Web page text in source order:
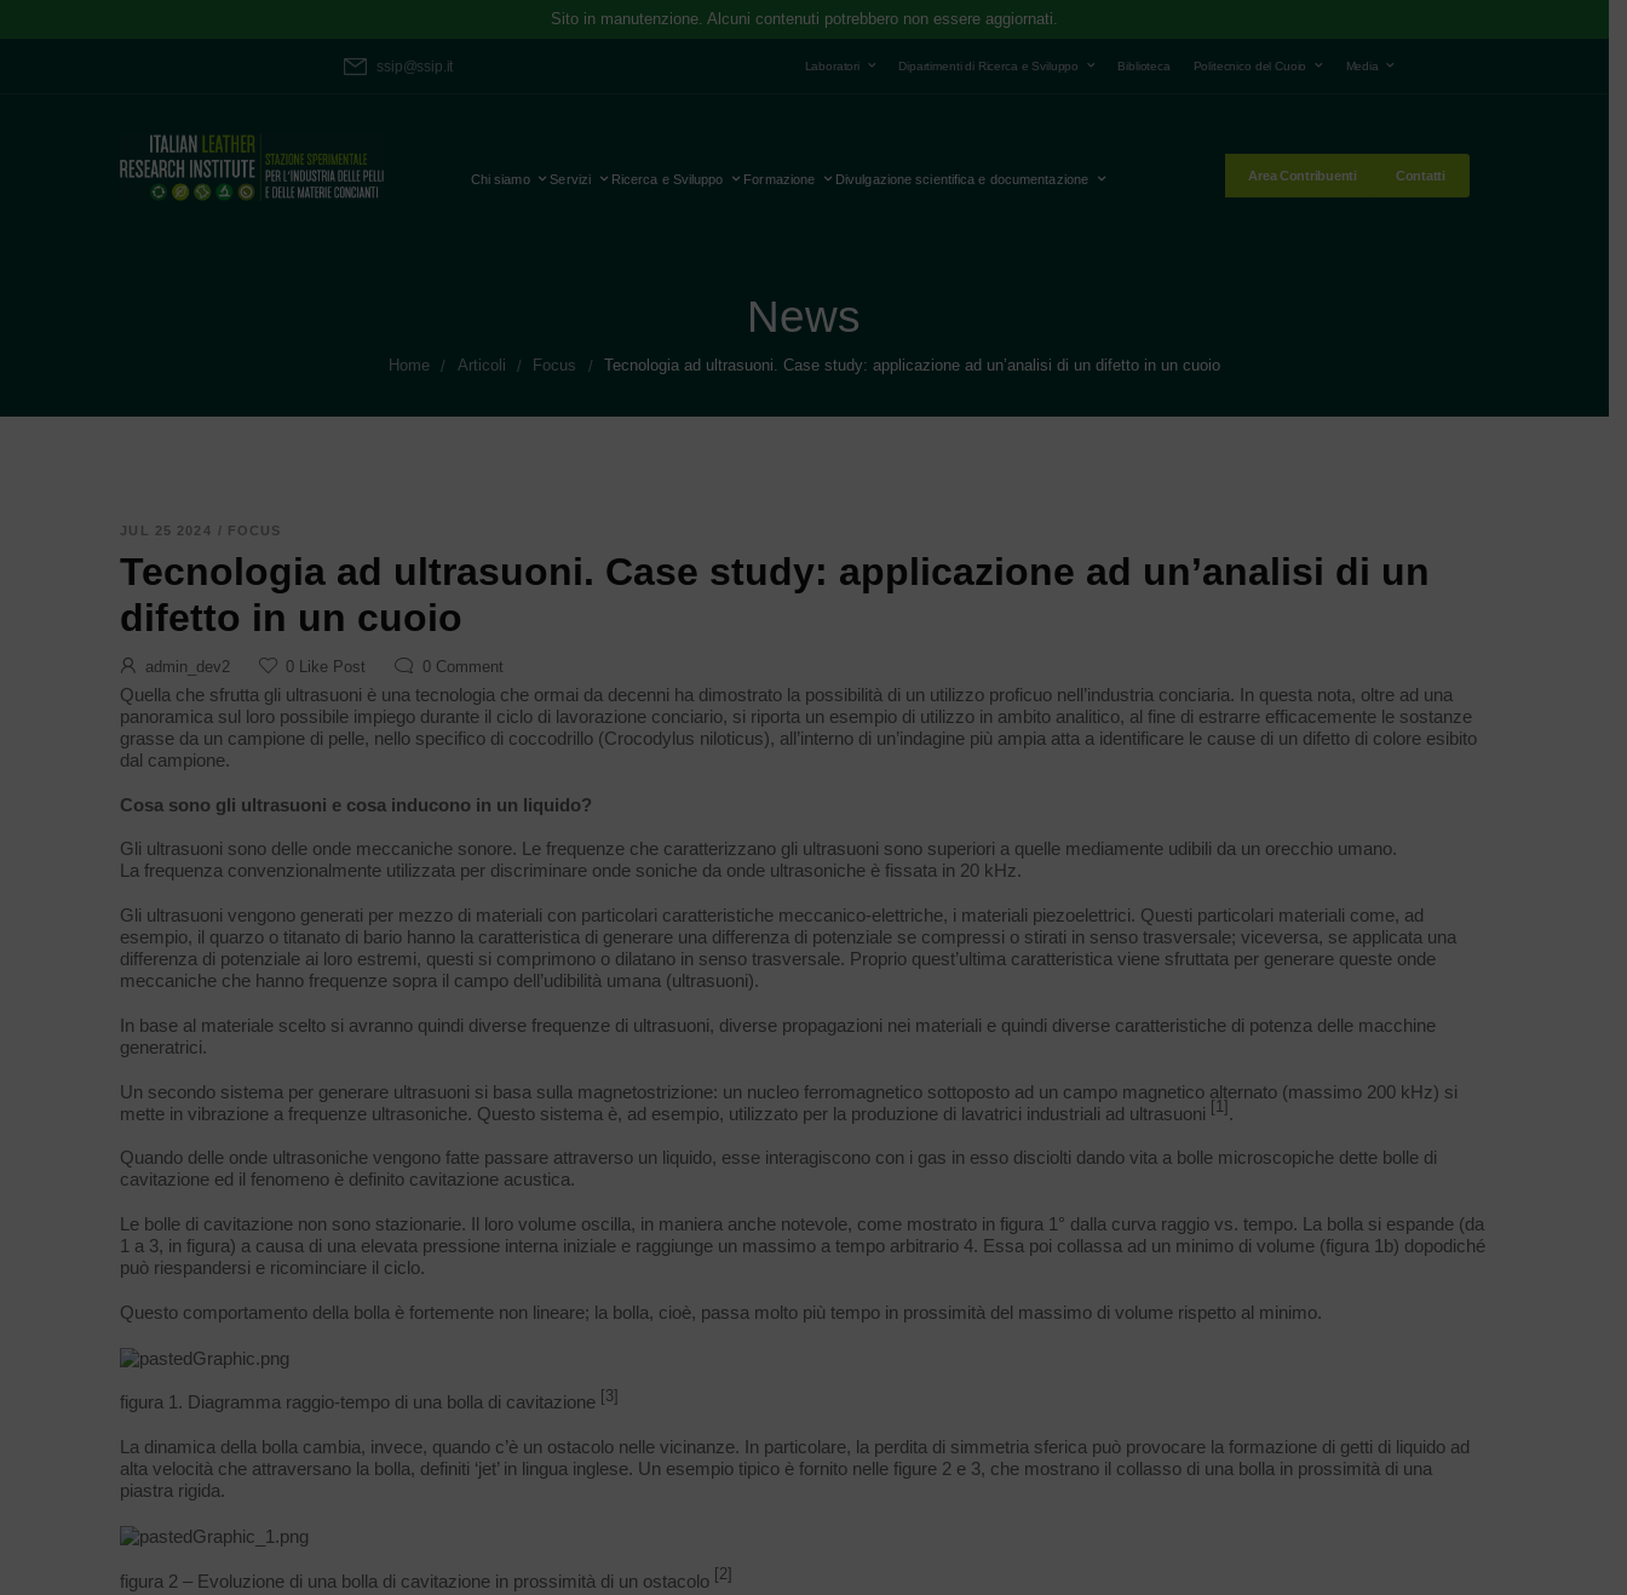
Sito in manutenzione. Alcuni contenuti potrebbero non essere aggiornati.
ssip@ssip.it Laboratori Dipartimenti di Ricerca e Sviluppo Biblioteca Politecnico del Cuoio Media
Chi siamo Servizi Ricerca e Sviluppo Formazione Divulgazione scientifica e documentazione Area Contribuenti Contatti
News
Home / Articoli / Focus / Tecnologia ad ultrasuoni. Case study: applicazione ad un’analisi di un difetto in un cuoio
JUL 25 2024 / FOCUS
Tecnologia ad ultrasuoni. Case study: applicazione ad un’analisi di un
difetto in un cuoio
admin_dev2 0 Like Post 0Comment
Quella che sfrutta gli ultrasuoni è una tecnologia che ormai da decenni ha dimostrato la possibilità di un utilizzo proficuo nell’industria conciaria. In questa nota, oltre ad una
panoramica sul loro possibile impiego durante il ciclo di lavorazione conciario, si riporta un esempio di utilizzo in ambito analitico, al fine di estrarre efficacemente le sostanze
grasse da un campione di pelle, nello specifico di coccodrillo (Crocodylus niloticus), all’interno di un’indagine più ampia atta a identificare le cause di un difetto di colore esibito
dal campione.
Cosa sono gli ultrasuoni e cosa inducono in un liquido?
Gli ultrasuoni sono delle onde meccaniche sonore. Le frequenze che caratterizzano gli ultrasuoni sono superiori a quelle mediamente udibili da un orecchio umano.
La frequenza convenzionalmente utilizzata per discriminare onde soniche da onde ultrasoniche è fissata in 20 kHz.
Gli ultrasuoni vengono generati per mezzo di materiali con particolari caratteristiche meccanico-elettriche, i materiali piezoelettrici. Questi particolari materiali come, ad
esempio, il quarzo o titanato di bario hanno la caratteristica di generare una differenza di potenziale se compressi o stirati in senso trasversale; viceversa, se applicata una
differenza di potenziale ai loro estremi, questi si comprimono o dilatano in senso trasversale. Proprio quest’ultima caratteristica viene sfruttata per generare queste onde
meccaniche che hanno frequenze sopra il campo dell’udibilità umana (ultrasuoni).
In base al materiale scelto si avranno quindi diverse frequenze di ultrasuoni, diverse propagazioni nei materiali e quindi diverse caratteristiche di potenza delle macchine
generatrici.
Un secondo sistema per generare ultrasuoni si basa sulla magnetostrizione: un nucleo ferromagnetico sottoposto ad un campo magnetico alternato (massimo 200 kHz) si
mette in vibrazione a frequenze ultrasoniche. Questo sistema è, ad esempio, utilizzato per la produzione di lavatrici industriali ad ultrasuoni
[1] .
Quando delle onde ultrasoniche vengono fatte passare attraverso un liquido, esse interagiscono con i gas in esso disciolti dando vita a bolle microscopiche dette bolle di
cavitazione ed il fenomeno è definito cavitazione acustica.
Le bolle di cavitazione non sono stazionarie. Il loro volume oscilla, in maniera anche notevole, come mostrato in figura 1° dalla curva raggio vs. tempo. La bolla si espande (da
1 a 3, in figura) a causa di una elevata pressione interna iniziale e raggiunge un massimo a tempo arbitrario 4. Essa poi collassa ad un minimo di volume (figura 1b) dopodiché
può riespandersi e ricominciare il ciclo.
Questo comportamento della bolla è fortemente non lineare; la bolla, cioè, passa molto più tempo in prossimità del massimo di volume rispetto al minimo.
figura 1. Diagramma raggio-tempo di una bolla di cavitazione [3]
La dinamica della bolla cambia, invece, quando c’è un ostacolo nelle vicinanze. In particolare, la perdita di simmetria sferica può provocare la formazione di getti di liquido ad
alta velocità che attraversano la bolla, definiti ‘jet’ in lingua inglese. Un esempio tipico è fornito nelle figure 2 e 3, che mostrano il collasso di una bolla in prossimità di una
piastra rigida.
figura 2 – Evoluzione di una bolla di cavitazione in prossimità di un ostacolo [2]